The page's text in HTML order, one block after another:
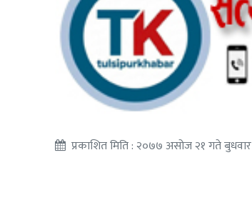
प्रकाशित मिति : २०७७ असोज २१ गते बुधवार